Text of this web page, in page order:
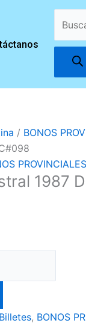
/ BONOS
PROVINCIALES
1987
Billetes, BONOS